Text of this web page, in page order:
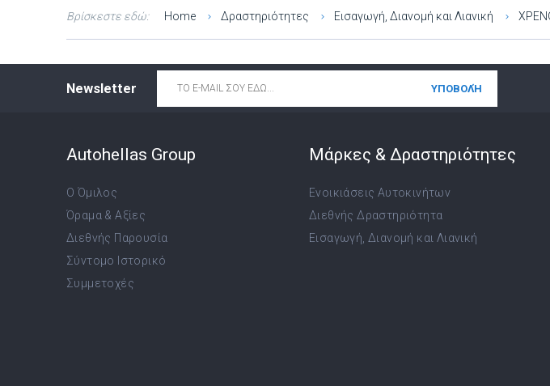
Βρίσκεστε εδώ: Home Δραστηριότητες Εισαγωγή, Διανομή και Λιανική
Newsletter
Autohellas Group
Ο Όμιλος
Όραμα & Αξίες
Διεθνής Παρουσία
Σύντομο Ιστορικό
Συμμετοχές
Μάρκες & Δραστηριότητες
Ενοικιάσεις Αυτοκινήτων
Διεθνής Δραστηριότητα
Εισαγωγή, Διανομή και Λιανική